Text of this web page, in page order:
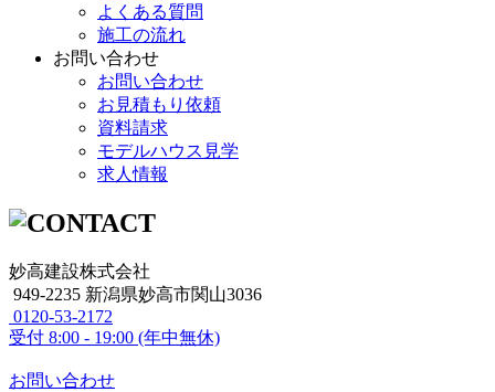
よくある質問
施工の流れ
お問い合わせ
お問い合わせ
お見積もり依頼
資料請求
モデルハウス見学
求人情報
妙高建設株式会社
949-2235 新潟県妙高市関山3036
0120-53-2172
受付 8:00 - 19:00 (年中無休)
お問い合わせ